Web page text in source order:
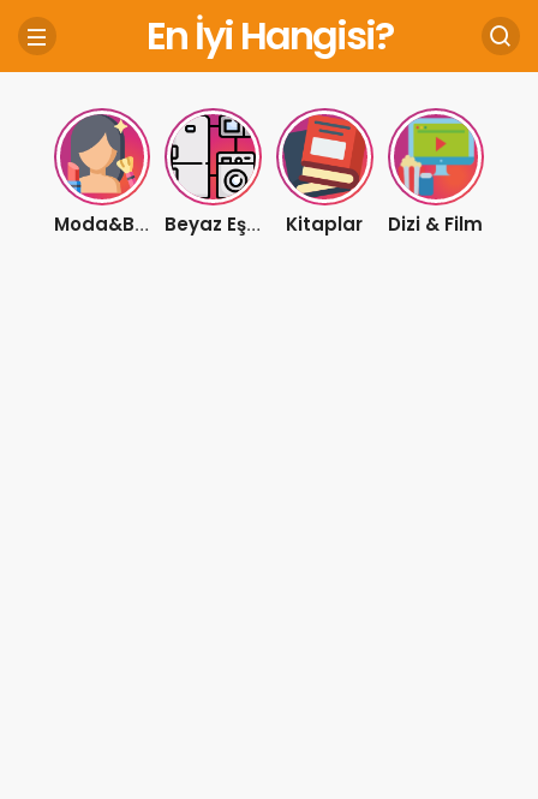
En İyi Hangisi?
Moda&Bakım Beyaz Eşya Kitaplar Dizi & Film